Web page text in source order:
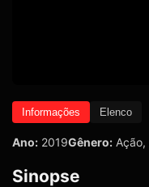
Informações Elenco
Ano: 2019Gênero: Ação,
Sinopse